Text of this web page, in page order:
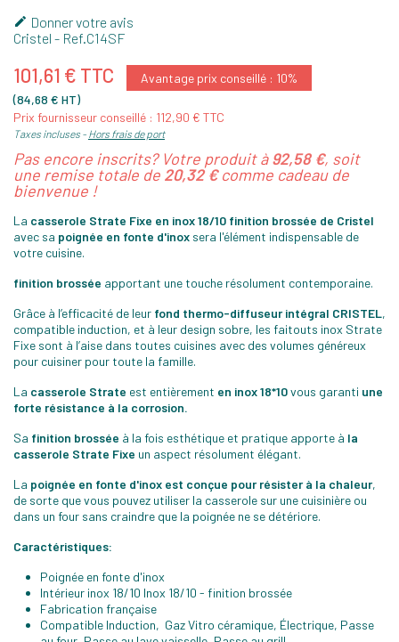
 Donner votre avis
Cristel - Ref.C14SF
101,61 € TTC
Avantage prix conseillé : 10%
(84,68 € HT)
Prix fournisseur conseillé : 112,90 € TTC
Taxes incluses Hors frais de port
Pas encore inscrits? Votre produit à92,58 €, soit
une remise totale de 20,32 €comme cadeau de
bienvenue !
La casserole Strate Fixe en inox 18/10 finition brossée de Cristel
avec sa poignée en fonte d'inox sera l'élément indispensable de
votre cuisine.
finition brossée apportant une touche résolument contemporaine.
Grâce à l’efficacité de leur fond thermo-diffuseur intégral CRISTEL,
compatible induction, et à leur design sobre, les faitouts inox Strate
Fixe sont à l’aise dans toutes cuisines avec des volumes généreux
pour cuisiner pour toute la famille.
La casserole Strate est entièrement en inox 18*10vous garanti une
forte résistance à la corrosion.
Sa finition brossée à la fois esthétique et pratique apporte à la
casserole Strate Fixe un aspect résolument élégant.
La poignée en fonte d'inox est conçue pour résister à la chaleur,
de sorte que vous pouvez utiliser la casserole sur une cuisinière ou
dans un four sans craindre que la poignée ne se détériore.
Caractéristiques:
Poignée en fonte d'inox
Intérieur inox 18/10 Inox 18/10 - finition brossée
Fabrication française
Compatible Induction, Gaz Vitro céramique, Électrique, Passe